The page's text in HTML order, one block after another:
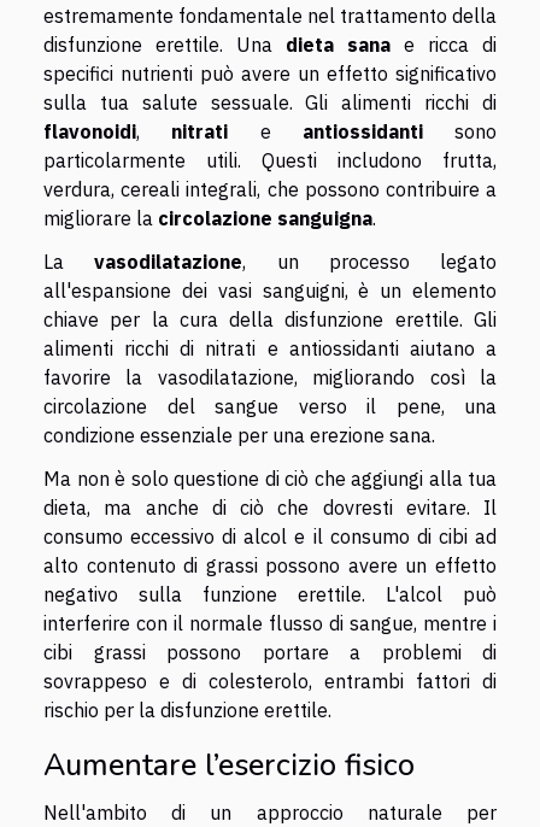
estremamente fondamentale nel trattamento della
disfunzione erettile. Una dieta sana e ricca di
specifici nutrienti può avere un effetto significativo
sulla tua salute sessuale. Gli alimenti ricchi di
flavonoidi, nitrati e antiossidantisono
particolarmente utili. Questi includono frutta,
verdura, cereali integrali, che possono contribuire a
migliorare la circolazione sanguigna.
Lavasodilatazione, un processo legato
all'espansione dei vasi sanguigni, è un elemento
chiave per la cura della disfunzione erettile. Gli
alimenti ricchi di nitrati e antiossidanti aiutano a
favorire la vasodilatazione, migliorando così la
circolazione del sangue verso il pene, una
condizione essenziale per una erezione sana.
Ma non è solo questione di ciò che aggiungi alla tua
dieta, ma anche di ciò che dovresti evitare. Il
consumo eccessivo di alcol e il consumo di cibi ad
alto contenuto di grassi possono avere un effetto
negativo sulla funzione erettile. L'alcol può
interferire con il normale flusso di sangue, mentre i
cibi grassi possono portare a problemi di
sovrappeso e di colesterolo, entrambi fattori di
rischio per la disfunzione erettile.
Aumentare l’esercizio fisico
Nell'ambito di un approccio naturale per